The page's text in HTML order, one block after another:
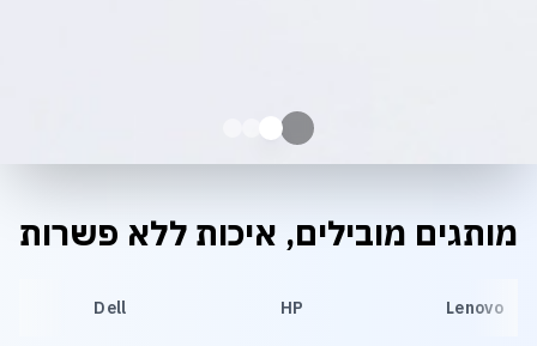
מותגים מובילים, איכות ללא פשרות
Dell HP Lenovo